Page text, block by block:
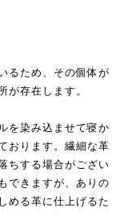
るため、その個体が
が存在します。
を染み込ませて寝か
おります。繊細な革
ちする場合がござい
できますが、ありの
める革に仕上げるた